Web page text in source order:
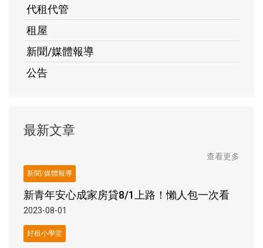
代租代管
租屋
新聞/媒體報導
公告
最新文章
查看更多
新聞/媒體報導
新青年安心成家房貸8/1上路！懶人包一次看
2023-08-01
好租小學堂